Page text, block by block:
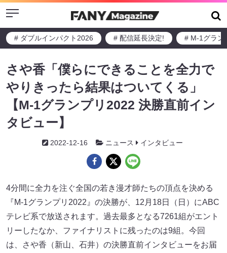
Menu
# ダブルインパクト2026 # 配信延長決定! # M-1グラン
さや香「僕らにできることを全力で
やりきったら結果はついてくる」
【M-1グランプリ2022 決勝直前イン
タビュー】
2022-12-16 ニュース インタビュー
4分間に全力を注ぐ全国の若き漫才師たちの頂点を決める
『M-1グランプリ2022』の決勝が、12月18日（日）にABC
テレビ系で放送されます。過去最多となる7261組がエント
リーしたなか、ファイナリストに残ったのは9組。今回
は、さや香（新山、石井）の決勝直前インタビューをお届